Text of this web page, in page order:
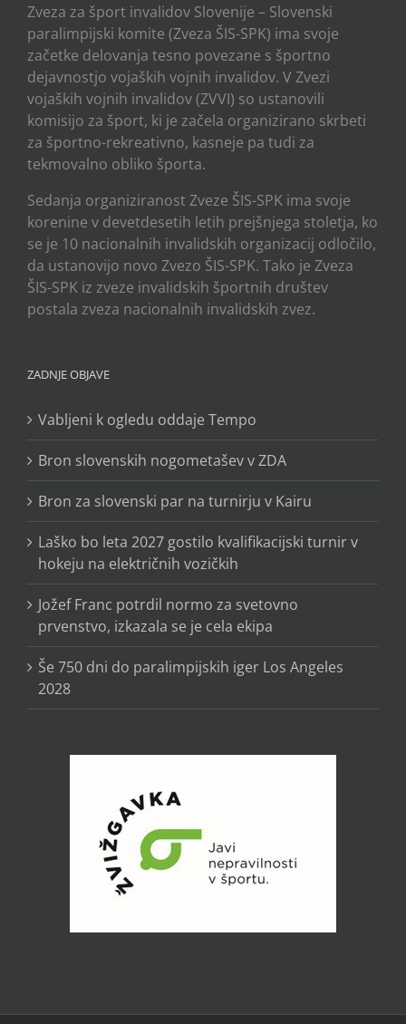
Zveza za šport invalidov Slovenije – Slovenski
paralimpijski komite (Zveza ŠIS-SPK) ima svoje
začetke delovanja tesno povezane s športno
dejavnostjo vojaških vojnih invalidov. V Zvezi
vojaških vojnih invalidov (ZVVI) so ustanovili
komisijo za šport, ki je začela organizirano skrbeti
za športno-rekreativno, kasneje pa tudi za
tekmovalno obliko športa.
Sedanja organiziranost Zveze ŠIS-SPK ima svoje
korenine v devetdesetih letih prejšnjega stoletja, ko
se je 10 nacionalnih invalidskih organizacij odločilo,
da ustanovijo novo Zvezo ŠIS-SPK. Tako je Zveza
ŠIS-SPK iz zveze invalidskih športnih društev
postala zveza nacionalnih invalidskih zvez.
ZADNJE OBJAVE
Vabljeni k ogledu oddaje Tempo
Bron slovenskih nogometašev v ZDA
Bron za slovenski par na turnirju v Kairu
Laško bo leta 2027 gostilo kvalifikacijski turnir v
hokeju na električnih vozičkih
Jožef Franc potrdil normo za svetovno
prvenstvo, izkazala se je cela ekipa
Še 750 dni do paralimpijskih iger Los Angeles
2028